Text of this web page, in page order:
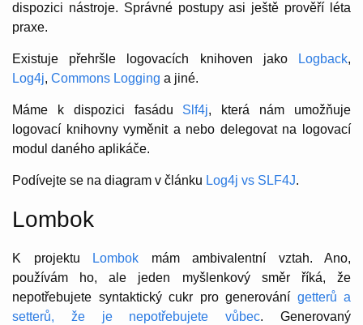
dispozici nástroje. Správné postupy asi ještě prověří léta
praxe.
Existuje přehršle logovacích knihoven jako Logback,
Log4j, Commons Logging a jiné.
Máme k dispozici fasádu Slf4j, která nám umožňuje
logovací knihovny vyměnit a nebo delegovat na logovací
modul daného aplikáče.
Podívejte se na diagram v článku Log4j vs SLF4J.
Lombok
K projektu Lombok mám ambivalentní vztah. Ano,
používám ho, ale jeden myšlenkový směr říká, že
nepotřebujete syntaktický cukr pro generování getterů a
setterů, že je nepotřebujete vůbec. Generovaný